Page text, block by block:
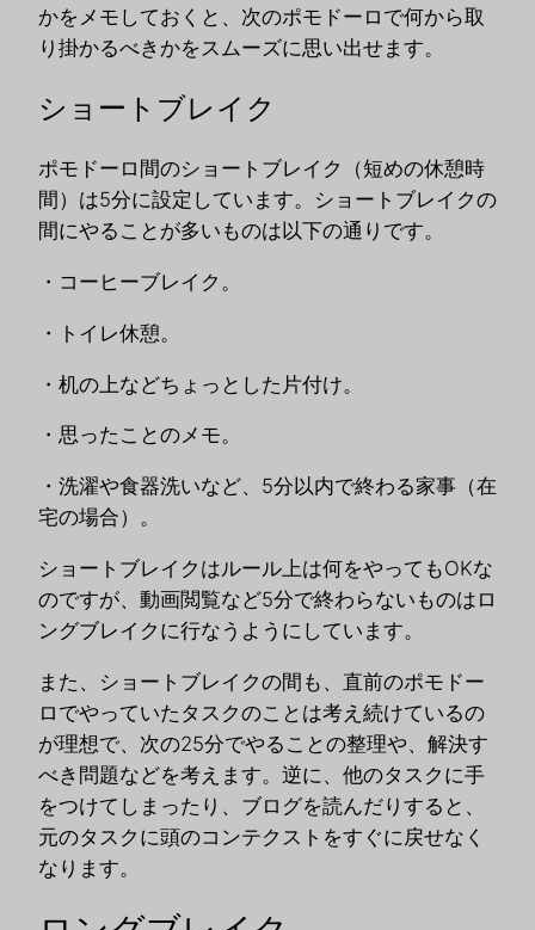
かをメモしておくと、次のポモドーロで何から取
り掛かるべきかをスムーズに思い出せます。
ショートブレイク
ポモドーロ間のショートブレイク（短めの休憩時
間）は5分に設定しています。ショートブレイクの
間にやることが多いものは以下の通りです。
・コーヒーブレイク。
・トイレ休憩。
・机の上などちょっとした片付け。
・思ったことのメモ。
・洗濯や食器洗いなど、5分以内で終わる家事（在
宅の場合）。
ショートブレイクはルール上は何をやってもOKな
のですが、動画閲覧など5分で終わらないものはロ
ングブレイクに行なうようにしています。
また、ショートブレイクの間も、直前のポモドー
ロでやっていたタスクのことは考え続けているの
が理想で、次の25分でやることの整理や、解決す
べき問題などを考えます。逆に、他のタスクに手
をつけてしまったり、ブログを読んだりすると、
元のタスクに頭のコンテクストをすぐに戻せなく
なります。